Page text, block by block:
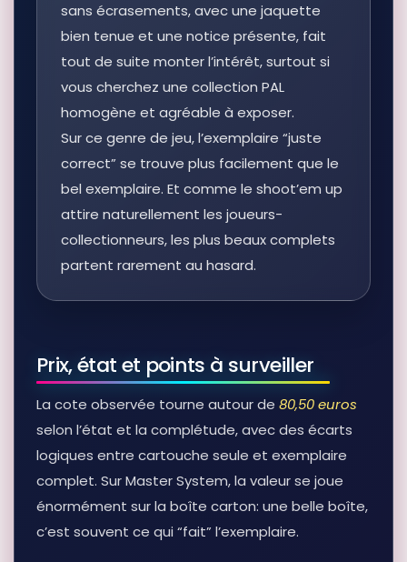
sans écrasements, avec une jaquette
bien tenue et une notice présente, fait
tout de suite monter l’intérêt, surtout si
vous cherchez une collection PAL
homogène et agréable à exposer.
Sur ce genre de jeu, l’exemplaire “juste
correct” se trouve plus facilement que le
bel exemplaire. Et comme le shoot’em up
attire naturellement les joueurs-
collectionneurs, les plus beaux complets
partent rarement au hasard.
Prix, état et points à surveiller
La cote observée tourne autour de 80,50 euros
selon l’état et la complétude, avec des écarts
logiques entre cartouche seule et exemplaire
complet. Sur Master System, la valeur se joue
énormément sur la boîte carton: une belle boîte,
c’est souvent ce qui “fait” l’exemplaire.